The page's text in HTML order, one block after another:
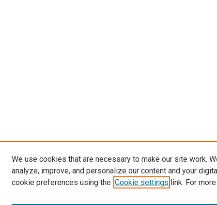
We use cookies that are necessary to make our site work.
analyze, improve, and personalize our content and your
cookie preferences using the Cookie settings link. For